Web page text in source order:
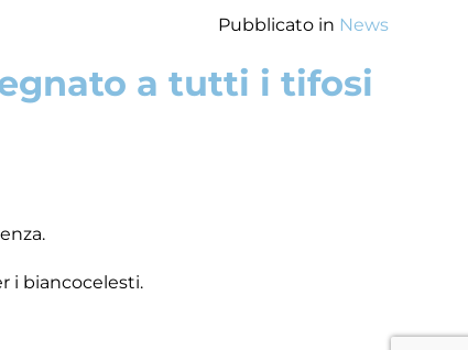
Pubblicato in News
a tutti i tifosi
i biancocelesti.